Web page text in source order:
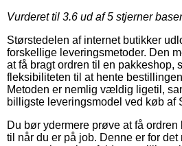
Vurderet til 3.6 ud af 5 stjerner
Størstedelen af internet butikker
forskellige leveringsmetoder. Den
at få bragt ordren til en pakkeshop,
fleksibiliteten til at hente
Metoden er nemlig vældig ligetil,
billigste leveringsmodel ved køb af
Du bør ydermere prøve at få
til når du er på job. Denne er for